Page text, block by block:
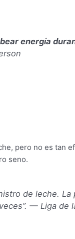
energía
pero no es tan
seno.
de leche. La
— Liga de